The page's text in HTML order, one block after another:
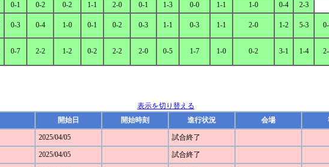
0-1 0-2 0-2 1-1 2-0 0-1 1-3 0-0 1-1 1-0 0-4 2-3
0-3 0-4 1-0 0-1 0-2 0-3 1-1 0-3 1-1 2-0 1-2 5-3
0-7 2-2 1-2 0-2 2-2 2-0 0-5 1-7 1-0 0-2 3-1 1-4
表示を切り替える
開始日 開始時刻 進行状況 会場
2025/04/05 試合終了
2025/04/05 試合終了